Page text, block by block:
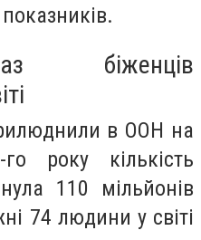
біженців
в ООН на
року кількість
110 мільйонів
74 людини у світі